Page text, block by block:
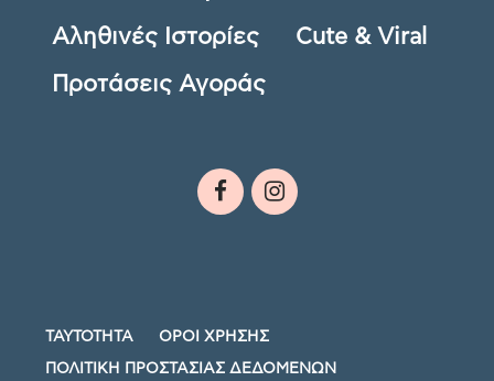
Αληθινές Ιστορίες Cute & Viral
Προτάσεις Αγοράς
ΤΑΥΤΟΤΗΤΑ ΟΡΟΙ ΧΡΗΣΗΣ
ΠΟΛΙΤΙΚΗ ΠΡΟΣΤΑΣΙΑΣ ΔΕΔΟΜΕΝΩΝ